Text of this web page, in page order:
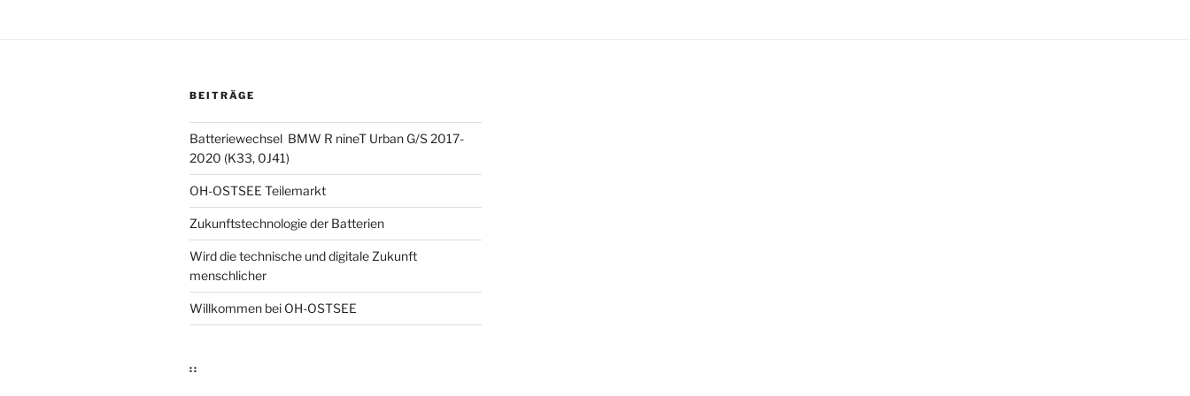
BEITRÄGE
Batteriewechsel BMW R nineT Urban G/S 2017-
2020 (K33, 0J41)
OH-OSTSEE Teilemarkt
Zukunftstechnologie der Batterien
Wird die technische und digitale Zukunft
menschlicher
Willkommen bei OH-OSTSEE
::